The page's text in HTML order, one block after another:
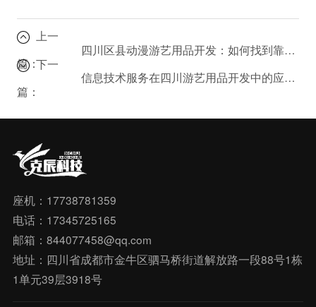
上一
篇：
四川区县动漫游艺用品开发：如何找到靠谱的技术支持？
下一
篇：
信息技术服务在四川游艺用品开发中的应用：从咨询到推广
座机：17738781359
电话：17345725165
邮箱：844077458@qq.com
地址：四川省成都市金牛区驷马桥街道解放路一段88号1栋
1单元39层3918号